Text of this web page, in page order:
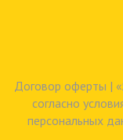
Договор оферты |
согласно
персональных